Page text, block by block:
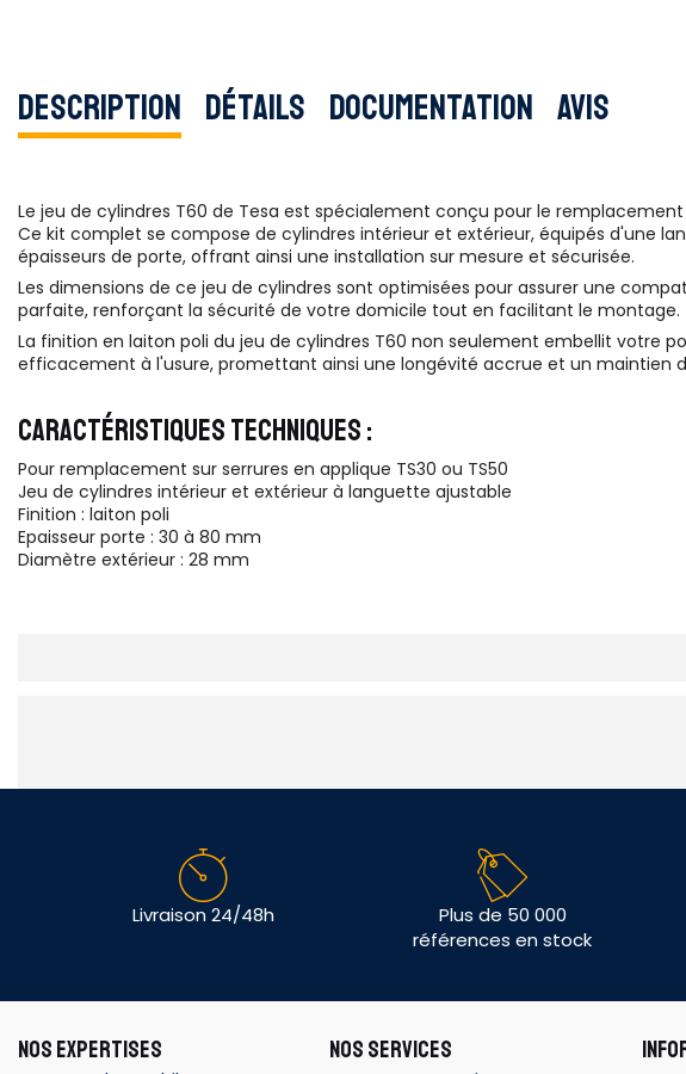
Description Détails Documentation Avis
Le jeu de cylindres T60 de Tesa est spécialement conçu pour le
Ce kit complet se compose de cylindres intérieur et extérieur, équipés d'une
épaisseurs de porte, offrant ainsi une installation sur mesure et sécurisée.
Les dimensions de ce jeu de cylindres sont optimisées pour assurer une
parfaite, renforçant la sécurité de votre domicile tout en facilitant le montage.
La finition en laiton poli du jeu de cylindres T60 non seulement embellit votre
efficacement à l'usure, promettant ainsi une longévité accrue et un
CARACTÉRISTIQUES TECHNIQUES :
Pour remplacement sur serrures en applique TS30 ou TS50
Jeu de cylindres intérieur et extérieur à languette ajustable
Finition : laiton poli
Epaisseur porte : 30 à 80 mm
Diamètre extérieur : 28 mm
Livraison 24/48h
Plus de 50 000
références en stock
NOS EXPERTISES NOS SERVICES